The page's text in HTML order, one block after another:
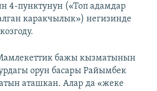
4-пунктунун («Топ адамдар
каракчылык») негизинде
бажы кызматынын
орун басары Райымбек
аташкан. Алар да «жеке